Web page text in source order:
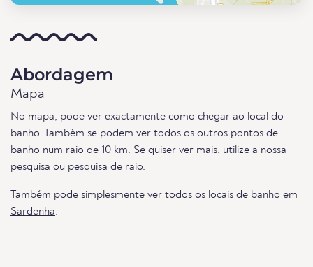
Abordagem
Mapa
No mapa, pode ver exactamente como chegar ao local do
banho. Também se podem ver todos os outros pontos de
banho num raio de 10 km. Se quiser ver mais, utilize a nossa
pesquisa ou pesquisa de raio.
Também pode simplesmente ver todos os locais de banho em
Sardenha.